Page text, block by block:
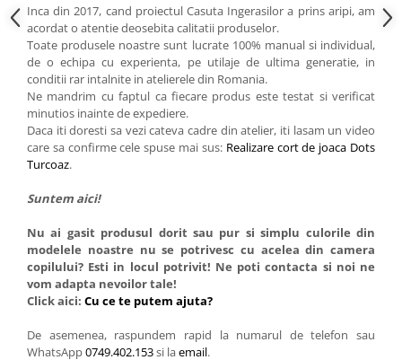
Inca din 2017, cand proiectul Casuta Ingerasilor a prins aripi, am
acordat o atentie deosebita calitatii produselor.
Toate produsele noastre sunt lucrate 100% manual si individual,
de o echipa cu experienta, pe utilaje de ultima generatie, in
conditii rar intalnite in atelierele din Romania.
Ne mandrim cu faptul ca fiecare produs este testat si verificat
minutios inainte de expediere.
Daca iti doresti sa vezi cateva cadre din atelier, iti lasam un video
care sa confirme cele spuse mai sus: Realizare cort de joaca Dots
Turcoaz.
Suntem aici!
Nu ai gasit produsul dorit sau pur si simplu culorile din
modelele noastre nu se potrivesc cu acelea din camera
copilului? Esti in locul potrivit! Ne poti contacta si noi ne
vom adapta nevoilor tale!
Click aici: Cu ce te putem ajuta?
De asemenea, raspundem rapid la numarul de telefon sau
WhatsApp0749.402.153si laemail.